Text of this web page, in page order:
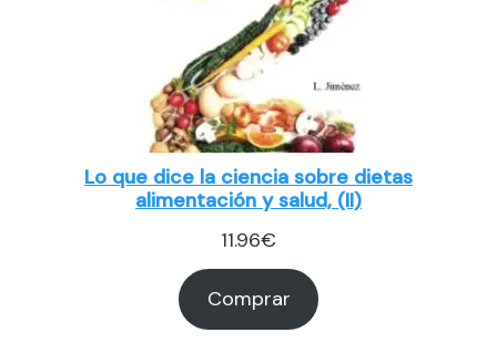
Lo que dice la ciencia sobre dietas
alimentación y salud, (II)
11.96€
Comprar